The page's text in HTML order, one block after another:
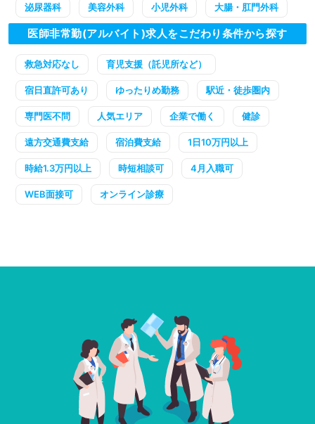
泌尿器科 美容外科 小児外科 大腸・肛門外科
医師非常勤(アルバイト)求人をこだわり条件から探す
救急対応なし 育児支援（託児所など）
宿日直許可あり ゆったりめ勤務 駅近・徒歩圏内
専門医不問 人気エリア 企業で働く 健診
遠方交通費支給 宿泊費支給 1日10万円以上
時給1.3万円以上 時短相談可 4月入職可
WEB面接可 オンライン診療